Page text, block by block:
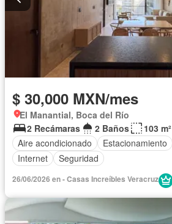
$ 30,000 MXN/mes
El Manantial, Boca del Río
2 Recámaras
2 Baños
103 m²
Aire acondicionado
Estacionamiento
Internet
Seguridad
26/06/2026 en - Casas Increíbles Veracruz